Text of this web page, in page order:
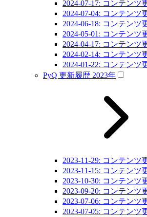
2024-07-17: コンテンツ
2024-07-04: コンテンツ
2024-06-18: コンテンツ
2024-05-01: コンテンツ
2024-04-17: コンテンツ
2024-02-14: コンテンツ
2024-01-22: コンテンツ
PyQ 更新履歴 2023年
2023-11-29: コンテンツ
2023-11-15: コンテンツ
2023-10-30: コンテンツ
2023-09-20: コンテンツ
2023-07-06: コンテンツ
2023-07-05: コンテンツ